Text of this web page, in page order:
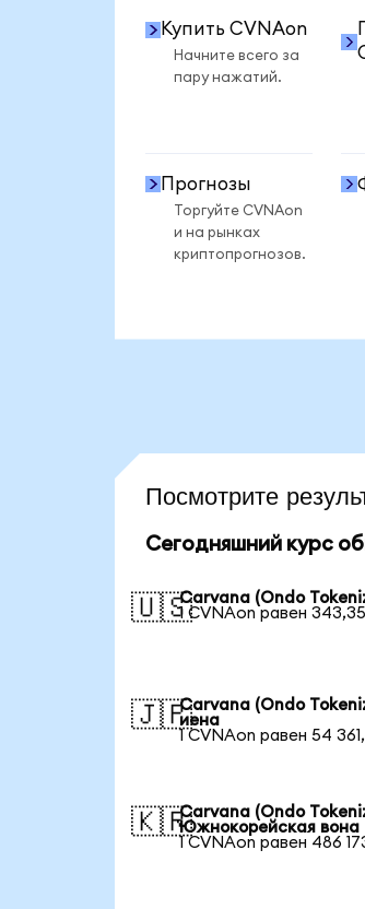
Купить CVNAon
Начните всего за
пару нажатий.
Прогнозы
Торгуйте CVNAon
и на рынках
криптопрогнозов.
Посмотрите
Сегодняшний курс
🇺🇸Carvana (Ondo
1 CVNAon равен
🇯🇵Carvana (Ondo
иена
1 CVNAon равен 54
🇰🇷Carvana (Ondo
Южнокорейская вона
1 CVNAon равен 486